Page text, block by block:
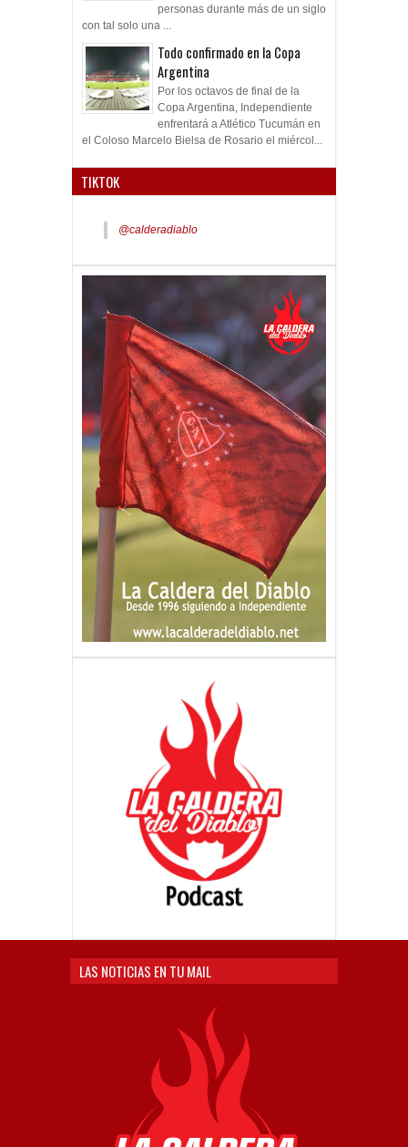
personas durante más de un siglo
con tal solo una ...
Todo confirmado en la Copa
Argentina
Por los octavos de final de la
Copa Argentina, Independiente
enfrentará a Atlético Tucumán en
el Coloso Marcelo Bielsa de Rosario el miércol...
TIKTOK
@calderadiablo
LAS NOTICIAS EN TU MAIL